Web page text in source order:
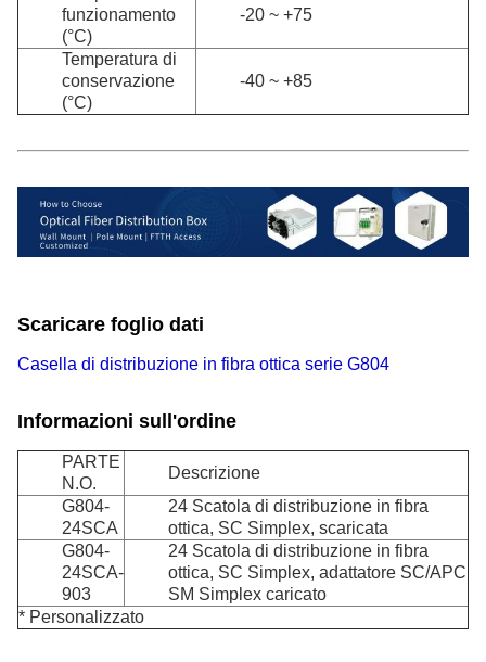
funzionamento
(°C)
-20 ~ +75
Temperatura di
conservazione
(°C)
-40 ~ +85
Scaricare foglio dati
Casella di distribuzione in fibra ottica serie G804
Informazioni sull'ordine
PARTE
N.O.
Descrizione
G804-
24SCA
24 Scatola di distribuzione in fibra
ottica, SC Simplex, scaricata
G804-
24SCA-
903
24 Scatola di distribuzione in fibra
ottica, SC Simplex, adattatore SC/APC
SM Simplex caricato
* Personalizzato